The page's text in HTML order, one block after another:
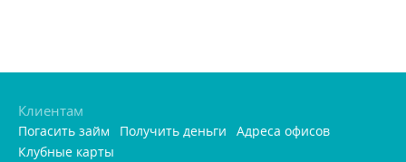
Клиентам
Погасить займ Получить деньги
Адреса офисо
Клубные карты